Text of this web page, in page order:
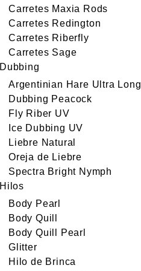
Carretes Maxia Rods
Carretes Redington
Carretes Riberfly
Carretes Sage
Dubbing
Argentinian Hare Ultra Long
Dubbing Peacock
Fly Riber UV
Ice Dubbing UV
Liebre Natural
Oreja de Liebre
Spectra Bright Nymph
Hilos
Body Pearl
Body Quill
Body Quill Pearl
Glitter
Hilo de Brinca